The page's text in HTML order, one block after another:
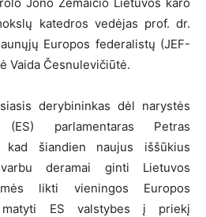
katedros vedėjas prof. dr.
Europos federalistų (JEF-
Vaida Česnulevičiūtė.
derybininkas dėl narystės
parlamentaras Petras
kad šiandien naujus iššūkius
deramai ginti Lietuvos
likti vieningos Europos
matyti ES valstybes į priekį